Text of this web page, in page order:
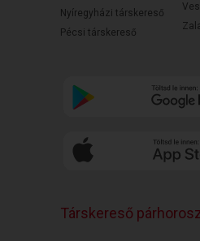
Nyíregyházi társkereső
Pécsi társkereső
Társkereső